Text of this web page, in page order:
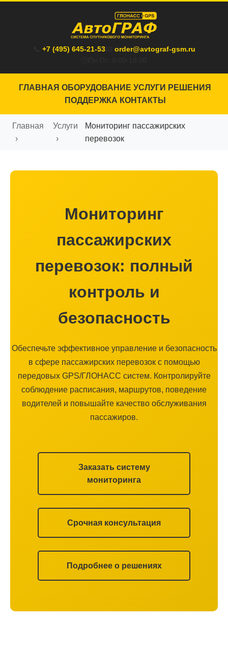
+7 (495) 645-21-53📧
order@avtograf-gsm.ru
ГЛАВНАЯ ОБОРУДОВАНИЕ УСЛУГИ РЕШЕНИЯ
ПОДДЕРЖКА КОНТАКТЫ
Главная Услуги
Мониторинг пассажирских
перевозок
Мониторинг
пассажирских
перевозок: полный
контроль и
безопасность
Обеспечьте эффективное управление и безопасность
в сфере пассажирских перевозок с помощью
передовых GPS/ГЛОНАСС систем. Контролируйте
соблюдение расписания, маршрутов, поведение
водителей и повышайте качество обслуживания
пассажиров.
Заказать систему
мониторинга
Срочная консультация
Подробнее о решениях